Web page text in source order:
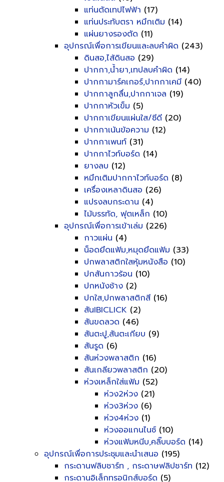
แท่นตัดเทปไฟฟ้า (17)
แท่นประทับตรา หมึกเติม (14)
แผ่นยางรองตัด (11)
อุปกรณ์เพื่อการเขียนและลบคำผิด (243)
ดินสอ,ไส้ดินสอ (29)
ปากกา,น้ำยา,เทปลบคำผิด (14)
ปากกามาร์คเกอร์,ปากกาเคมี (40)
ปากกาลูกลื่น,ปากกาเจล (19)
ปากกาหัวเข็ม (5)
ปากกาเขียนแผ่นใส/ซีดี (20)
ปากกาเน้นข้อความ (12)
ปากกาเพนท์ (31)
ปากกาไวท์บอร์ด (14)
ยางลบ (12)
หมึกเติมปากกาไวท์บอร์ด (8)
เครื่องเหลาดินสอ (26)
แปรงลบกระดาน (4)
ไม้บรรทัด, ฟุตเหล็ก (10)
อุปกรณ์เพื่อการเข้าเล่ม (226)
กาวแผ่น (4)
น็อดยึดแฟ้ม,หมุดยึดแฟ้ม (33)
ปกพลาสติกใสหุ้มหนังสือ (10)
ปกสันกาวร้อน (10)
ปกหนังช้าง (2)
ปกใส,ปกพลาสติกสี (16)
สันIBICLICK (2)
สันขดลวด (46)
สันตะปู,สันตะเกียบ (9)
สันรูด (6)
สันห่วงพลาสติก (16)
สันเกลียวพลาสติก (20)
ห่วงเหล็กใส่แฟ้ม (52)
ห่วง2ห่วง (21)
ห่วง3ห่วง (6)
ห่วง4ห่วง (1)
ห่วงออแกนไนซ์ (10)
ห่วงแฟ้มหนีบ,คลิ๊บบอร์ด (14)
อุปกรณ์เพื่อการประชุมและนำเสนอ (195)
กระดานฟลิบชาร์ท , กระดาษฟลิปชาร์ท (12)
กระดานอิเล็กทรอนิกส์บอร์ด (5)